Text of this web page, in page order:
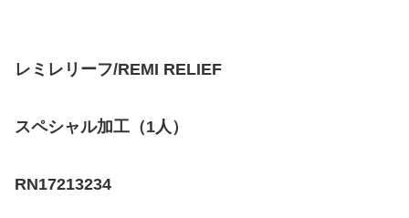
レミレリーフ/REMI RELIEF
スペシャル加工（1人）
RN17213234